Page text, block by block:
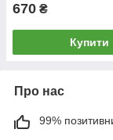
670 ₴
Купити
Про нас
99%